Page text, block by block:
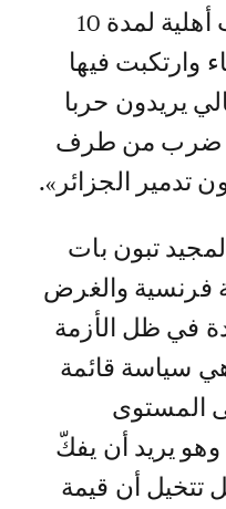
الجزائري أدخلنا في حرب أهلية لمدة 10
وارتكبت فيها
يريدون حربا
ضرب من طرف
تدمير الجزائر».
تبون بات
فرنسية والغرض
في ظل الأزمة
سياسة قائمة
المستوى
يريد أن يفكّ
تتخيل أن قيمة